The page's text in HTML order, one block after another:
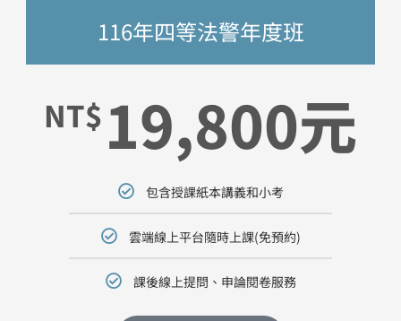
116年四等法警年度班
NT$19,800元
包含授課紙本講義和小考
雲端線上平台隨時上課(免預約)
課後線上提問、申論閱卷服務